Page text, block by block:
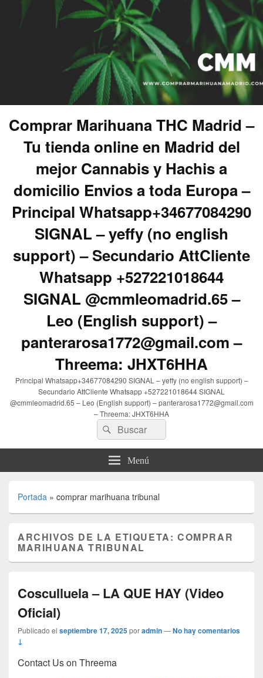
Comprar Marihuana THC Madrid –
Tu tienda online en Madrid del
mejor Cannabis y Hachis a
domicilio Envios a toda Europa –
Principal Whatsapp+34677084290
SIGNAL – yeffy (no english
support) – Secundario AttCliente
Whatsapp +527221018644
SIGNAL @cmmleomadrid.65 –
Leo (English support) –
panterarosa1772@gmail.com –
Threema: JHXT6HHA
Principal Whatsapp+34677084290 SIGNAL – yeffy (no english support) –
Secundario AttCliente Whatsapp +527221018644 SIGNAL
@cmmleomadrid.65 – Leo (English support) – panterarosa1772@gmail.com
– Threema: JHXT6HHA
Buscar
por:
Buscar
Menú
Portada » comprar marihuana tribunal
ARCHIVOS DE LA ETIQUETA:COMPRAR
MARIHUANA TRIBUNAL
Cosculluela – LA QUE HAY (Video
Oficial)
Publicado el septiembre 17, 2025poradmin—No hay comentarios
↓
Contact Us on Threema